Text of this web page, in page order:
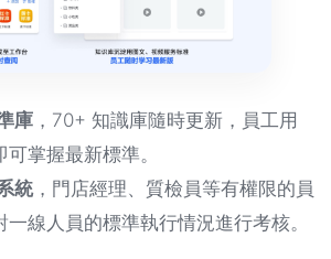
庫 ，70+ 知識庫隨時更新，員工用
掌握最新標準。
統，門店經理、質檢員等有權限的員
一線人員的標準執行情況進行考核。